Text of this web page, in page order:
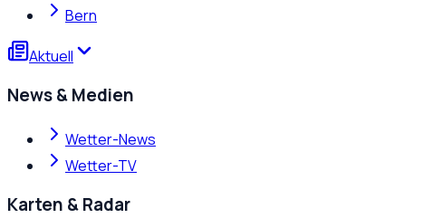
Bern
Aktuell
News & Medien
Wetter-News
Wetter-TV
Karten & Radar